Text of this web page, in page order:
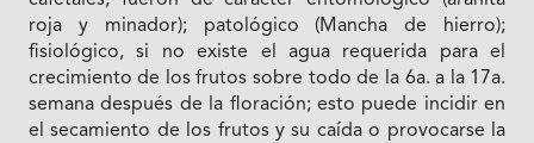
roja y minador); patológico (Mancha de hierro);
fisiológico, si no existe el agua requerida para el
crecimiento de los frutos sobre todo de la 6a. a la 17a.
semana después de la floración; esto puede incidir en
el secamiento de los frutos y su caída o provocarse la